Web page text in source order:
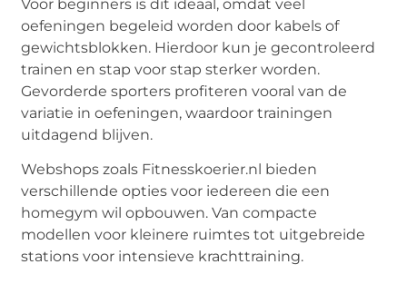
Voor beginners is dit ideaal, omdat veel
oefeningen begeleid worden door kabels of
gewichtsblokken. Hierdoor kun je gecontroleerd
trainen en stap voor stap sterker worden.
Gevorderde sporters profiteren vooral van de
variatie in oefeningen, waardoor trainingen
uitdagend blijven.
Webshops zoals Fitnesskoerier.nl bieden
verschillende opties voor iedereen die een
homegym wil opbouwen. Van compacte
modellen voor kleinere ruimtes tot uitgebreide
stations voor intensieve krachttraining.